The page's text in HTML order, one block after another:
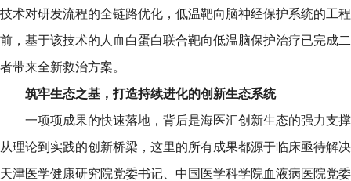
技术对研发流程的全链路优化，低温靶向脑神经保护系统的工
前，基于该技术的人血白蛋白联合靶向低温脑保护治疗已完成
者带来全新救治方案。
筑牢生态之基，打造持续进化的创新生态系统
一项项成果的快速落地，背后是海医汇创新生态的强力支
从理论到实践的创新桥梁，这里的所有成果都源于临床亟待解
天津医学健康研究院党委书记、中国医学科学院血液病医院党